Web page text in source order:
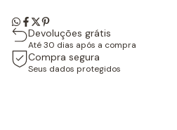
Devoluções grátis
Até 30 dias após a compra
Compra segura
Seus dados protegidos